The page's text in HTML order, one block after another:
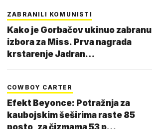
ZABRANILI KOMUNISTI
Kako je Gorbačov ukinuo zabranu
izbora za Miss. Prva nagrada
krstarenje Jadran…
COWBOY CARTER
Efekt Beyonce: Potražnja za
kaubojskim šeširima raste 85
posto, za čizmama 53 p…